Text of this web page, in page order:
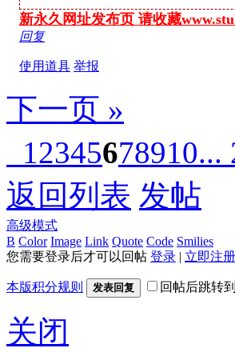
新永久网址发布页 请收藏
回复
使用道具 举报
下一页 »
12345678910...
返回列表 发帖
高级模式
B Color Image Link Quote Code Smilies
您需要登录后才可以回帖 登录 | 立即注册
本版积分规则 发表回复 回帖后跳转
关闭